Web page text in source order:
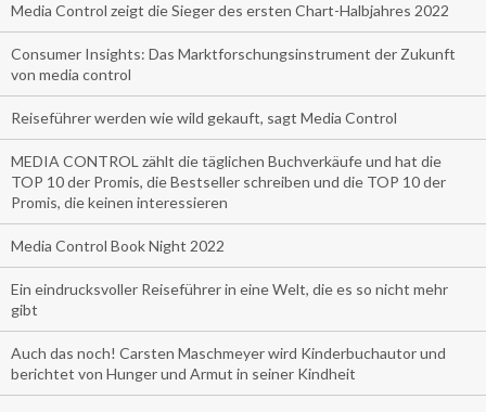
Media Control zeigt die Sieger des ersten Chart-Halbjahres 2022
Consumer Insights: Das Marktforschungsinstrument der Zukunft
von media control
Reiseführer werden wie wild gekauft, sagt Media Control
MEDIA CONTROL zählt die täglichen Buchverkäufe und hat die
TOP 10 der Promis, die Bestseller schreiben und die TOP 10 der
Promis, die keinen interessieren
Media Control Book Night 2022
Ein eindrucksvoller Reiseführer in eine Welt, die es so nicht mehr
gibt
Auch das noch! Carsten Maschmeyer wird Kinderbuchautor und
berichtet von Hunger und Armut in seiner Kindheit